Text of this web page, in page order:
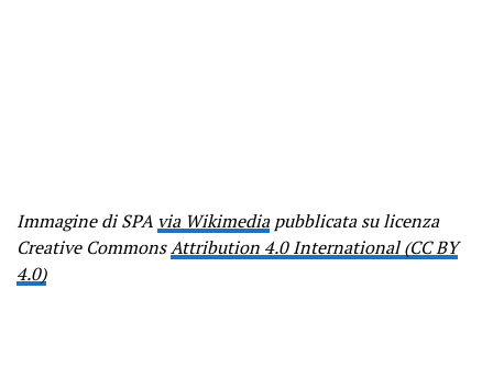
Immagine di SPA via Wikimediapubblicata su licenza
Creative CommonsAttribution 4.0 International (CC BY
4.0)